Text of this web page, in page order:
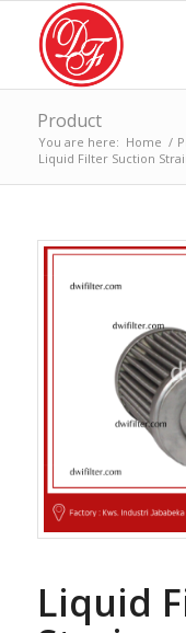
Product
You are here: Home /
Liquid Filter Suction
Liquid